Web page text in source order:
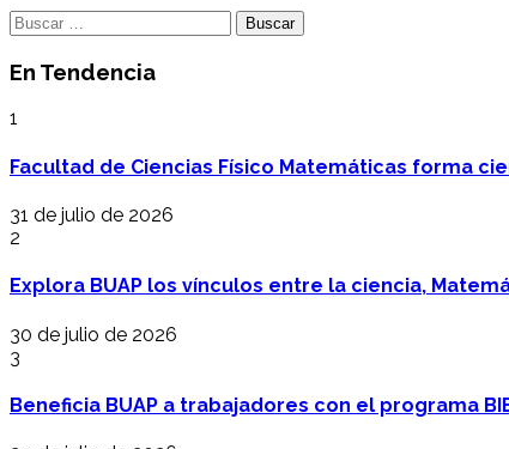
Buscar:
En Tendencia
1
Facultad de Ciencias Físico Matemáticas forma
31 de julio de 2026
2
Explora BUAP los vínculos entre la ciencia,
30 de julio de 2026
3
Beneficia BUAP a trabajadores con el programa